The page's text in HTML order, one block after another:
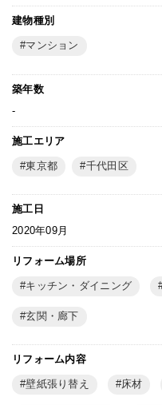
建物種別
マンション
築年数
-
施工エリア
東京都 千代田区
施工日
2020年09月
リフォーム場所
キッチン・ダイニング
玄関・廊下
リフォーム内容
壁紙張り替え 床材